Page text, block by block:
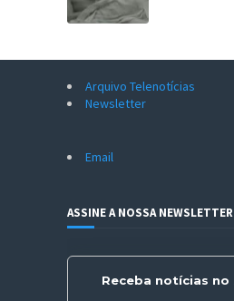
Arquivo Telenotícias
Newsletter
Email
ASSINE A NOSSA
Receba notícias no